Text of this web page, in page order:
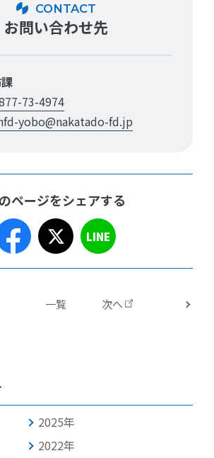
お問い合わせ先
CONTACT
73-4974
yobo@nakatado-fd.jp
ページをシェアする
LINE
一覧 次へ
2025年
2022年